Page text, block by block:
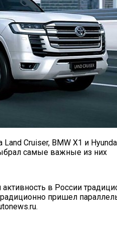
Land Cruiser, BMW X1 и
самые важные из них
активность в России
пришел